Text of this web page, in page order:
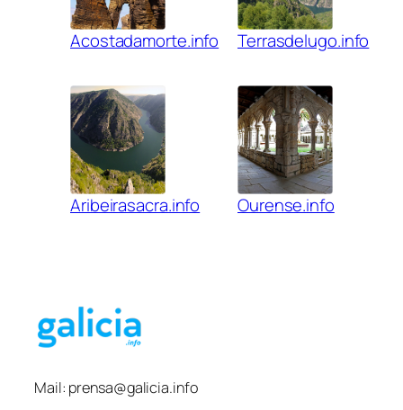
Acostadamorte.info Terrasdelugo.info
Aribeirasacra.info Ourense.info
Mail: prensa@galicia.info